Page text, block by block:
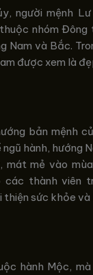
người mệnh Lư
nhóm
Nam và Bắc.
được xem là
bản mệnh
hành, hướng
mẻ vào
các thành viên
sức khỏe và
hành Mộc,